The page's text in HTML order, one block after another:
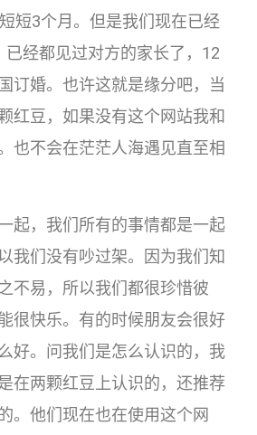
短3个月。但是我们现在已经
已经都见过对方的家长了，12
订婚。也许这就是缘分吧，当
红豆，如果没有这个网站我和
也不会在茫茫人海遇见直至相
起，我们所有的事情都是一起
我们没有吵过架。因为我们知
不易，所以我们都很珍惜彼
很快乐。有的时候朋友会很好
好。问我们是怎么认识的，我
在两颗红豆上认识的，还推荐
。他们现在也在使用这个网